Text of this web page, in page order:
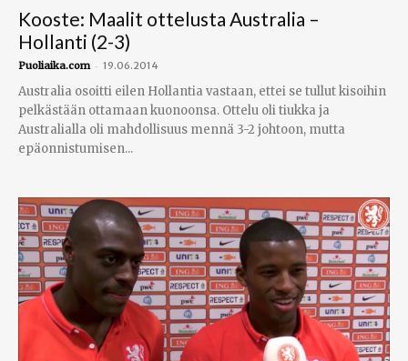
Kooste: Maalit ottelusta Australia –
Hollanti (2-3)
Puoliaika.com - 19.06.2014
Australia osoitti eilen Hollantia vastaan, ettei se tullut kisoihin
pelkästään ottamaan kuonoonsa. Ottelu oli tiukka ja
Australialla oli mahdollisuus mennä 3-2 johtoon, mutta
epäonnistumisen...